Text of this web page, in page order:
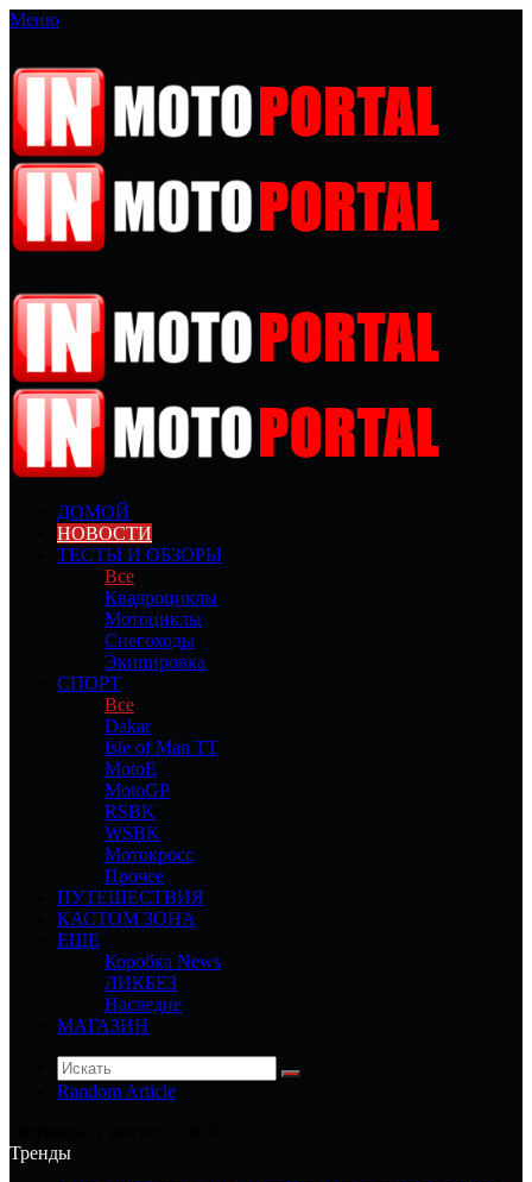
Меню
ДОМОЙ
НОВОСТИ
ТЕСТЫ И ОБЗОРЫ
Все
Квадроциклы
Мотоциклы
Снегоходы
Экипировка
СПОРТ
Все
Dakar
Isle of Man TT
MotoE
MotoGP
RSBK
WSBK
Мотокросс
Прочее
ПУТЕШЕСТВИЯ
КАСТОМ ЗОНА
ЕЩЕ
Коробка News
ЛИКБЕЗ
Наследие
МАГАЗИН
Random Article
Тренды